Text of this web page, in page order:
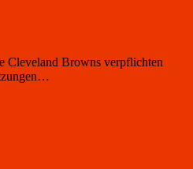
Cleveland Browns verpflichten